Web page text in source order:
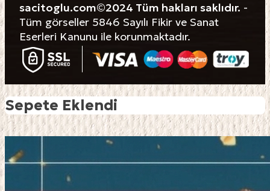
sacitoglu.com©2024 Tüm hakları saklıdır. -
Tüm görseller 5846 Sayılı Fikir ve Sanat
Eserleri Kanunu ile korunmaktadır.
Sepete Eklendi